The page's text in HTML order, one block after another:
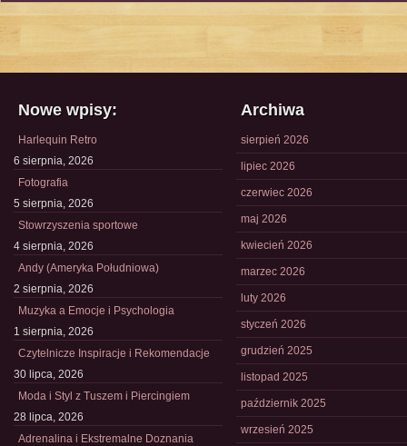
Nowe wpisy:
Harlequin Retro
6 sierpnia, 2026
Fotografia
5 sierpnia, 2026
Stowrzyszenia sportowe
4 sierpnia, 2026
Andy (Ameryka Południowa)
2 sierpnia, 2026
Muzyka a Emocje i Psychologia
1 sierpnia, 2026
Czytelnicze Inspiracje i Rekomendacje
30 lipca, 2026
Moda i Styl z Tuszem i Piercingiem
28 lipca, 2026
Adrenalina i Ekstremalne Doznania
Archiwa
sierpień 2026
lipiec 2026
czerwiec 2026
maj 2026
kwiecień 2026
marzec 2026
luty 2026
styczeń 2026
grudzień 2025
listopad 2025
październik 2025
wrzesień 2025